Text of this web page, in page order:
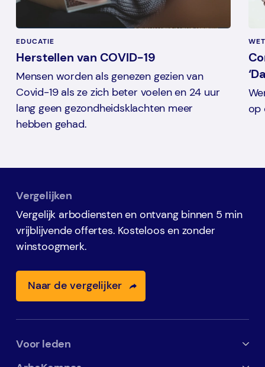
EDUCATIE
Herstellen van COVID-19
Mensen worden als genezen gezien van
Covid-19 als ze zich beter voelen en 24 uur
lang geen gezondheidsklachten meer
hebben gehad.
op
Voor leden
Vergelijken
Vergelijk arbodiensten en ontvang binnen 5 min
vrijblijvende offertes. Kosteloos en zonder
winstoogmerk.
Naar de vergelijker